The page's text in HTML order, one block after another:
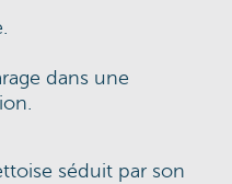
dans une
séduit par son